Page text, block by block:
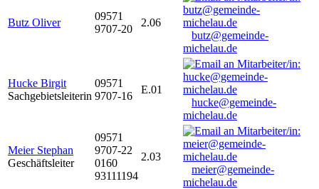
Butz Oliver
09571
9707-20
2.06
butz@gemeinde-
michelau.de
Hucke Birgit
Sachgebietsleiterin
09571
9707-16
E.01
hucke@gemeinde-
michelau.de
Meier Stephan
Geschäftsleiter
09571
9707-22
0160
93111194
2.03
meier@gemeinde-
michelau.de